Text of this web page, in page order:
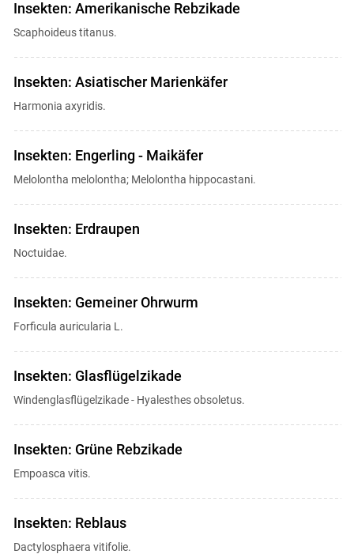
Insekten: Amerikanische Rebzikade
Scaphoideus titanus.
Insekten: Asiatischer Marienkäfer
Harmonia axyridis.
Insekten: Engerling - Maikäfer
Melolontha melolontha; Melolontha hippocastani.
Insekten: Erdraupen
Noctuidae.
Insekten: Gemeiner Ohrwurm
Forficula auricularia L.
Insekten: Glasflügelzikade
Windenglasflügelzikade - Hyalesthes obsoletus.
Insekten: Grüne Rebzikade
Empoasca vitis.
Insekten: Reblaus
Dactylosphaera vitifolie.